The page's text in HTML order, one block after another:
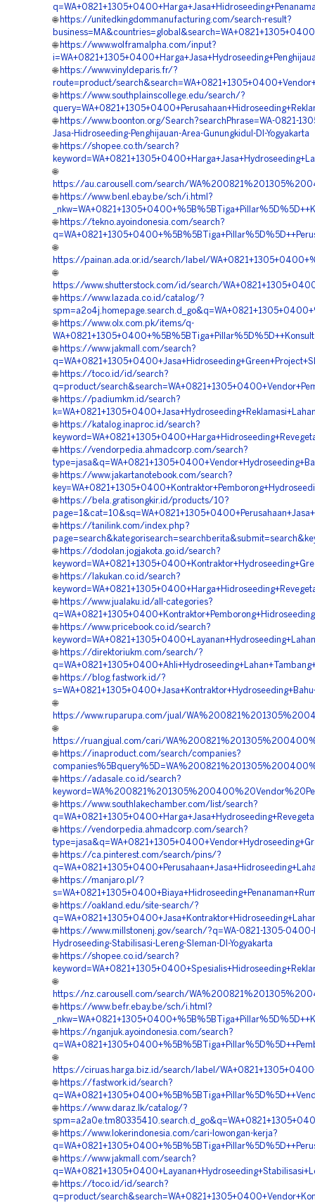
🌐 https://unitedkingdommanufacturing.com/search-result?
🌐 https://www.wolframalpha.com/input?
🌐 https://www.vinyldeparis.fr/?
route=product/
🌐 https://www.southplainscollege.edu/search/?
🌐 https://www.boonton.org/Search?searchPhrase=WA-0821-
Jasa-Hidroseeding-Penghijauan-Area-Gunungkidul-DI-Yogyakarta
🌐 https://shopee.co.th/search?
🌐
https://au.carousell.com/search/
🌐 https://www.benl.ebay.be/sch/i.html?
🌐 https://tekno.ayoindonesia.com/search?
🌐
https://painan.ada.or.id/search/label/
🌐
https://www.shutterstock.com/id/search/
🌐 https://www.lazada.co.id/catalog/?
🌐 https://www.olx.com.pk/items/q-
🌐 https://www.jakmall.com/search?
🌐 https://toco.id/id/search?
q=product/
🌐 https://padiumkm.id/search?
🌐 https://katalog.inaproc.id/search?
🌐 https://vendorpedia.ahmadcorp.com/search?
🌐 https://www.jakartanotebook.com/search?
🌐 https://bela.gratisongkir.id/products/10?
🌐 https://tanilink.com/index.php?
🌐 https://dodolan.jogjakota.go.id/search?
🌐 https://lakukan.co.id/search?
🌐 https://www.jualaku.id/all-categories?
🌐 https://www.pricebook.co.id/search?
🌐 https://direktoriukm.com/search/?
🌐 https://blog.fastwork.id/?
🌐
https://www.ruparupa.com/jual/
🌐
https://ruangjual.com/cari/
🌐 https://inaproduct.com/search/companies?
🌐 https://adasale.co.id/search?
🌐 https://www.southlakechamber.com/list/search?
🌐 https://vendorpedia.ahmadcorp.com/search?
🌐 https://ca.pinterest.com/search/pins/?
🌐 https://manjaro.pl/?
🌐 https://oakland.edu/site-search/?
🌐 https://www.millstonenj.gov/search/?q=WA-0821-1305-0400-
Hydroseeding-Stabilisasi-Lereng-Sleman-DI-Yogyakarta
🌐 https://shopee.co.id/search?
🌐
https://nz.carousell.com/search/
🌐 https://www.befr.ebay.be/sch/i.html?
🌐 https://nganjuk.ayoindonesia.com/search?
🌐
https://ciruas.harga.biz.id/search/label/
🌐 https://fastwork.id/search?
🌐 https://www.daraz.lk/catalog/?
🌐 https://www.lokerindonesia.com/cari-lowongan-kerja?
🌐 https://www.jakmall.com/search?
🌐 https://toco.id/id/search?
q=product/